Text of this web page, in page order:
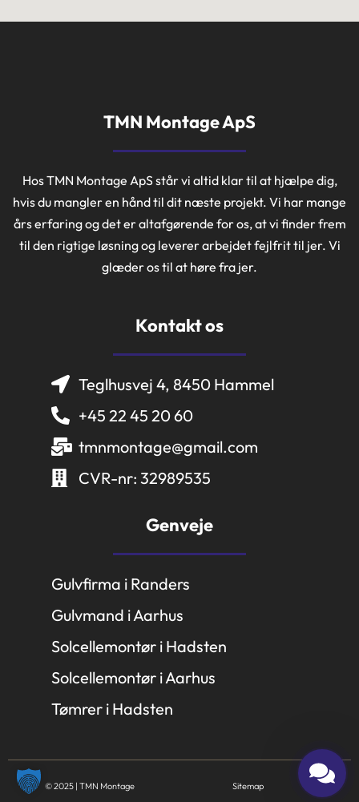
TMN Montage ApS
Hos TMN Montage ApS står vi altid klar til at hjælpe dig,
hvis du mangler en hånd til dit næste projekt. Vi har mange
års erfaring og det er altafgørende for os, at vi finder frem
til den rigtige løsning og leverer arbejdet fejlfrit til jer. Vi
glæder os til at høre fra jer.
Kontakt os
Teglhusvej 4, 8450 Hammel
+45 22 45 20 60
tmnmontage@gmail.com
CVR-nr: 32989535
Genveje
Gulvfirma i Randers
Gulvmand i Aarhus
Solcellemontør i Hadsten
Solcellemontør i Aarhus
Tømrer i Hadsten
© 2025 | TMN Montage Sitemap